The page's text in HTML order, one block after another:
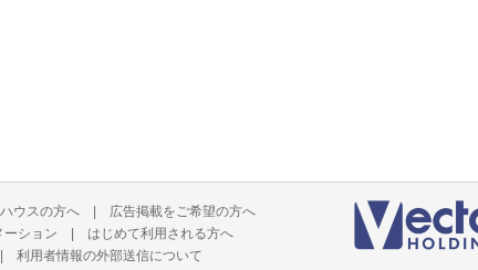
ウスの方へ | 広告掲載をご希望の方へ
ーション | はじめて利用される方へ
利用者情報の外部送信について